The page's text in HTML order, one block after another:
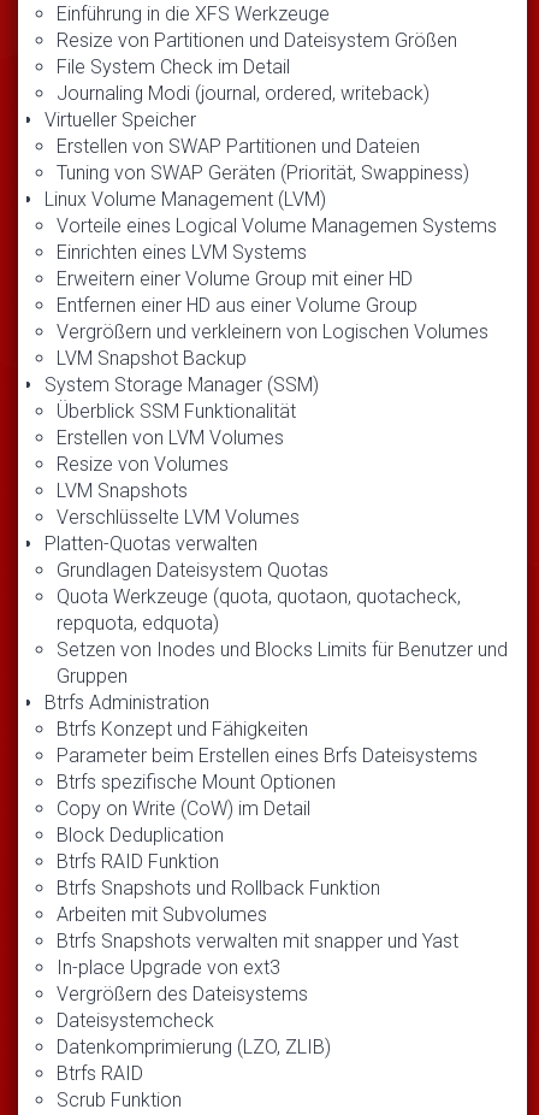
Einführung in die XFS Werkzeuge
Resize von Partitionen und Dateisystem Größen
File System Check im Detail
Journaling Modi (journal, ordered, writeback)
Virtueller Speicher
Erstellen von SWAP Partitionen und Dateien
Tuning von SWAP Geräten (Priorität, Swappiness)
Linux Volume Management (LVM)
Vorteile eines Logical Volume Managemen Systems
Einrichten eines LVM Systems
Erweitern einer Volume Group mit einer HD
Entfernen einer HD aus einer Volume Group
Vergrößern und verkleinern von Logischen Volumes
LVM Snapshot Backup
System Storage Manager (SSM)
Überblick SSM Funktionalität
Erstellen von LVM Volumes
Resize von Volumes
LVM Snapshots
Verschlüsselte LVM Volumes
Platten-Quotas verwalten
Grundlagen Dateisystem Quotas
Quota Werkzeuge (quota, quotaon, quotacheck,
repquota, edquota)
Setzen von Inodes und Blocks Limits für Benutzer und
Gruppen
Btrfs Administration
Btrfs Konzept und Fähigkeiten
Parameter beim Erstellen eines Brfs Dateisystems
Btrfs spezifische Mount Optionen
Copy on Write (CoW) im Detail
Block Deduplication
Btrfs RAID Funktion
Btrfs Snapshots und Rollback Funktion
Arbeiten mit Subvolumes
Btrfs Snapshots verwalten mit snapper und Yast
In-place Upgrade von ext3
Vergrößern des Dateisystems
Dateisystemcheck
Datenkomprimierung (LZO, ZLIB)
Btrfs RAID
Scrub Funktion